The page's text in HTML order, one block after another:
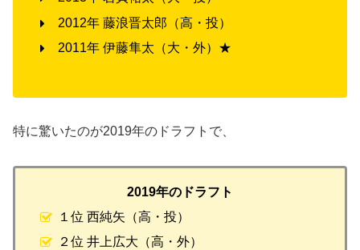
2012年 藤浪晋太郎（高・投）
2011年 伊藤隼太（大・外）★
特に驚いたのが2019年のドラフトで、
2019年のドラフト
１位 西純矢（高・投）
２位 井上広大（高・外）